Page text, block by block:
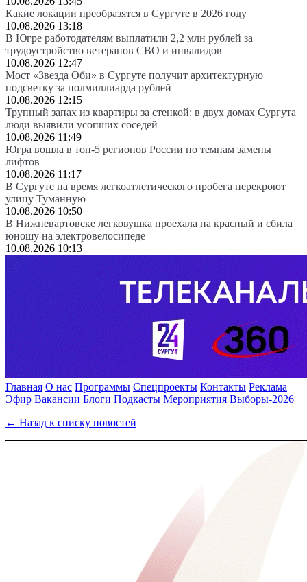
Какие локации преобразятся в Сургуте в 2026 году
10.08.2026 13:18
В Югре работодателям выплатили 2,2 млн рублей за
трудоустройство ветеранов СВО и инвалидов
10.08.2026 12:47
Мост «Звезда Оби» в Сургуте получит архитектурную
подсветку за полмиллиарда рублей
10.08.2026 12:15
Трупный запах из квартиры за стенкой: в двух домах Сургута
люди выявили усопших соседей
10.08.2026 11:49
Югра вошла в топ-5 регионов России по темпам замены
лифтов
10.08.2026 11:17
В Сургуте на время легкоатлетического пробега перекроют
улицу Туманную
10.08.2026 10:50
В Нижневартовске легковушка проехала на красный и сбила
юношу на электровелосипеде
10.08.2026 10:13
Главная О нас Программы Спецпроекты Контакты Реклама
Эфир Вакансии Блоги Подкасты Мероприятия Выборы-2026
← Назад к списку новостей